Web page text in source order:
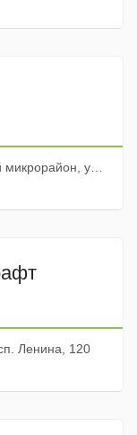
ул. Нечаевой, 6
Ленина, 120